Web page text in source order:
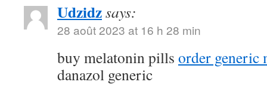
Udzidzsays:
28 août 2023 at 16 h 28 min
buy melatonin pills order generic
danazol generic